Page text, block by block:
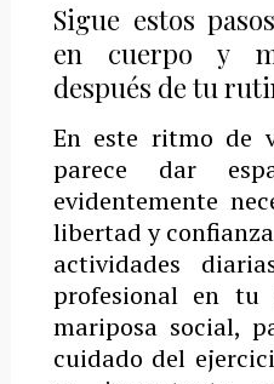
Sigue estos
en cuerpo y
después de tu
En este ritmo de
parece dar
evidentemente
libertad y
actividades
profesional en tu
mariposa social,
cuidado del